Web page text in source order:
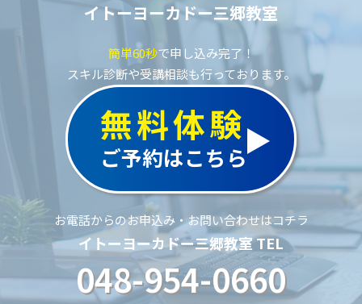
イトーヨーカドー三郷教室
簡単60秒で申し込み完了！
スキル診断や受講相談も行っております。
無料体験
ご予約はこちら
お電話からのお申込み・お問い合わせはコチラ
イトーヨーカドー三郷教室 TEL
048-954-0660